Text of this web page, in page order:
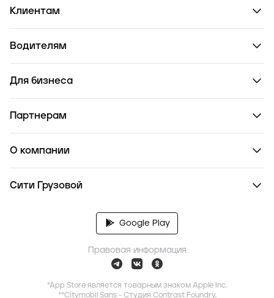
Клиентам
Водителям
Для бизнеса
Партнерам
О компании
Сити Грузовой
Google Play
Правовая информация
*App Store является товарным знаком Apple Inc.
**Citymobil Sans - Студия Contrast Foundry,